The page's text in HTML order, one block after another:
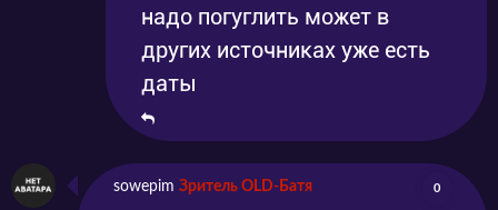
надо погуглить может в
других источниках уже есть
даты
sowepim Зритель OLD-Батя 0